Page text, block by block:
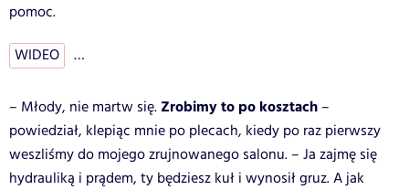
pomoc.
WIDEO …
– Młody, nie martw się. Zrobimy to po kosztach –
powiedział, klepiąc mnie po plecach, kiedy po raz pierwszy
weszliśmy do mojego zrujnowanego salonu. – Ja zajmę się
hydrauliką i prądem, ty będziesz kuł i wynosił gruz. A jak